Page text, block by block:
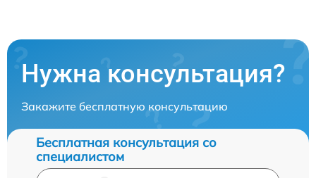
Нужна консультация?
Закажите бесплатную консультацию
Бесплатная консультация со
специалистом